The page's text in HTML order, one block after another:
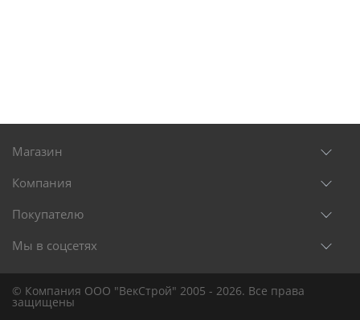
Магазин
Компания
Покупателю
Мы в соцсетях
© Компания ООО "ВекСтрой" 2005 - 2026. Все права
защищены